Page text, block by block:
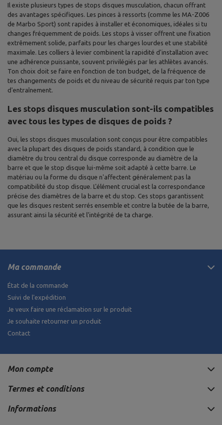
Il existe plusieurs types de stops disques musculation, chacun offrant
des avantages spécifiques. Les pinces à ressorts (comme les MA-Z006
de Marbo Sport) sont rapides à installer et économiques, idéales si tu
changes fréquemment de poids. Les stops à visser offrent une fixation
extrêmement solide, parfaits pour les charges lourdes et une stabilité
maximale. Les colliers à levier combinent la rapidité d'installation avec
une adhérence puissante, souvent privilégiés par les athlètes avancés.
Ton choix doit se faire en fonction de ton budget, de la fréquence de
tes changements de poids et du niveau de sécurité requis par ton type
d'entraînement.
Les stops disques musculation sont-ils compatibles
avec tous les types de disques de poids ?
Oui, les stops disques musculation sont conçus pour être compatibles
avec la plupart des disques de poids standard, à condition que le
diamètre du trou central du disque corresponde au diamètre de la
barre et que le stop disque lui-même soit adapté à cette barre. Le
matériau ou la forme du disque n'affectent généralement pas la
compatibilité du stop disque. L'élément crucial est la correspondance
précise des diamètres de la barre et du stop. Ces stops garantissent
que les disques restent serrés ensemble et contre la butée de la barre,
assurant ainsi la sécurité et l'intégrité de ta charge.
Ma commande
État de la commande
Suivi de l'expédition
Je veux faire une réclamation sur le produit
Je souhaite retourner un produit
Contact
Mon compte
Termes et conditions
Informations